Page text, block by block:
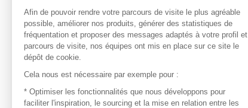
Afin de profiter au mieux de l'expérience MOM et
avec vos marques préférées, créez-vous un compte.
Découvrir
Les produits de milliers de fournisseurs
Afin de pouvoir rendre votre parcours de visite le plus agréable
possible, améliorer nos produits, générer des statistiques de
fréquentation et proposer des messages adaptés à votre profil et
parcours de visite, nos équipes ont mis en place sur ce site le
dépôt de cookie.
Cela nous est nécessaire par exemple pour :
* Optimiser les fonctionnalités que nous développons pour
faciliter l'inspiration, le sourcing et la mise en relation entre les